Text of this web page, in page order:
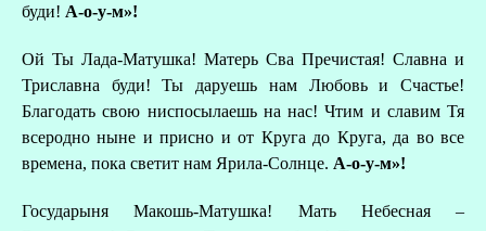
буди! А-о-у-м»!
Ой Ты Лада-Матушка! Матерь Сва Пречистая! Славна и
Триславна буди! Ты даруешь нам Любовь и Счастье!
Благодать свою ниспосылаешь на нас! Чтим и славим Тя
всеродно ныне и присно и от Круга до Круга, да во все
времена, пока светит нам Ярила-Солнце. А-о-у-м»!
Государыня Макошь-Матушка! Мать Небесная –